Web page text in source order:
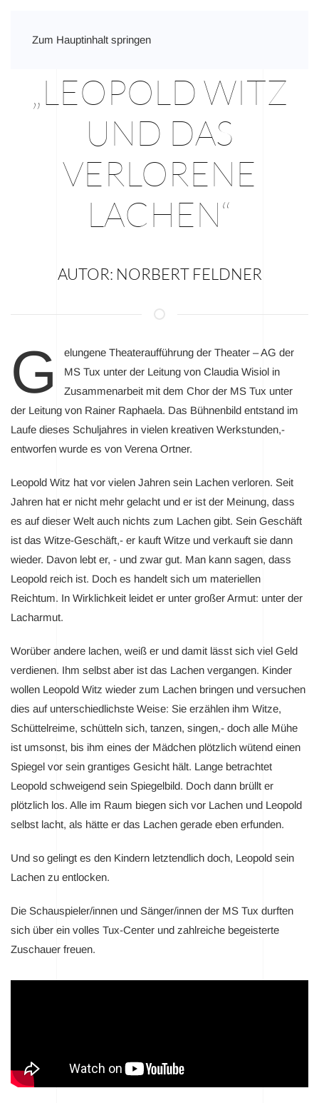
Zum Hauptinhalt springen
„LEOPOLD WITZ
UND DAS
VERLORENE
LACHEN“
AUTOR: NORBERT FELDNER
G elungene Theateraufführung der Theater – AG der
MS Tux unter der Leitung von Claudia Wisiol in
Zusammenarbeit mit dem Chor der MS Tux unter
der Leitung von Rainer Raphaela. Das Bühnenbild entstand im
Laufe dieses Schuljahres in vielen kreativen Werkstunden,-
entworfen wurde es von Verena Ortner.
Leopold Witz hat vor vielen Jahren sein Lachen verloren. Seit
Jahren hat er nicht mehr gelacht und er ist der Meinung, dass
es auf dieser Welt auch nichts zum Lachen gibt. Sein Geschäft
ist das Witze-Geschäft,- er kauft Witze und verkauft sie dann
wieder. Davon lebt er, - und zwar gut. Man kann sagen, dass
Leopold reich ist. Doch es handelt sich um materiellen
Reichtum. In Wirklichkeit leidet er unter großer Armut: unter der
Lacharmut.
Worüber andere lachen, weiß er und damit lässt sich viel Geld
verdienen. Ihm selbst aber ist das Lachen vergangen. Kinder
wollen Leopold Witz wieder zum Lachen bringen und versuchen
dies auf unterschiedlichste Weise: Sie erzählen ihm Witze,
Schüttelreime, schütteln sich, tanzen, singen,- doch alle Mühe
ist umsonst, bis ihm eines der Mädchen plötzlich wütend einen
Spiegel vor sein grantiges Gesicht hält. Lange betrachtet
Leopold schweigend sein Spiegelbild. Doch dann brüllt er
plötzlich los. Alle im Raum biegen sich vor Lachen und Leopold
selbst lacht, als hätte er das Lachen gerade eben erfunden.
Und so gelingt es den Kindern letztendlich doch, Leopold sein
Lachen zu entlocken.
Die Schauspieler/innen und Sänger/innen der MS Tux durften
sich über ein volles Tux-Center und zahlreiche begeisterte
Zuschauer freuen.